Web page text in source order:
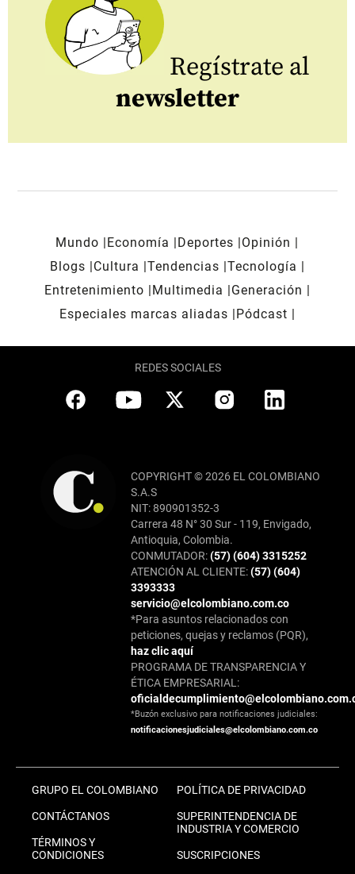
Regístrate al
newsletter
Mundo Economía Deportes
Opinión
Blogs
Cultura Tendencias Tecnología
Entretenimiento
Multimedia
Generación
Especiales marcas aliadas
Pódcast
REDES SOCIALES
COPYRIGHT © 2026 EL COLOMBIANO
S.A.S
NIT: 890901352-3
Carrera 48 N° 30 Sur - 119, Envigado,
Antioquia, Colombia.
CONMUTADOR:(57) (604) 3315252
ATENCIÓN AL CLIENTE:(57) (604)
3393333
servicio@elcolombiano.com.co
*Para asuntos relacionados con
peticiones, quejas y reclamos (PQR),
haz clic aquí
PROGRAMA DE TRANSPARENCIA Y
ÉTICA EMPRESARIAL:
*Buzón exclusivo para notificaciones judiciales:
notificacionesjudiciales@elcolombiano.com.co
GRUPO EL COLOMBIANO
CONTÁCTANOS
TÉRMINOS Y
CONDICIONES
POLÍTICA DE PRIVACIDAD
SUPERINTENDENCIA DE
INDUSTRIA Y COMERCIO
SUSCRIPCIONES